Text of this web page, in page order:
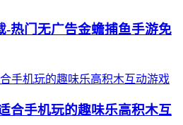
-热门无广告金蟾捕鱼手游免
合手机玩的趣味乐高积木互